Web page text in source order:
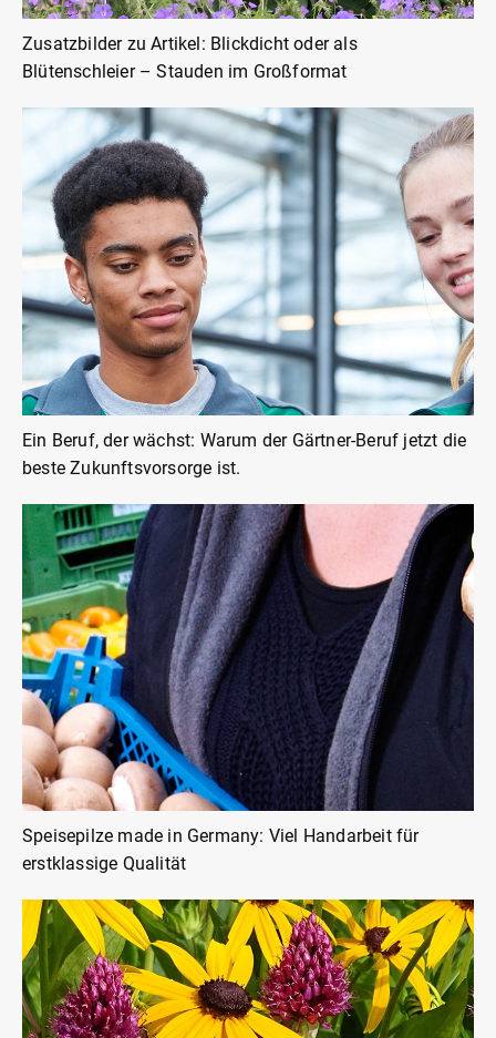
Zusatzbilder zu Artikel: Blickdicht oder als
Blütenschleier – Stauden im Großformat
Ein Beruf, der wächst: Warum der Gärtner-Beruf jetzt die
beste Zukunftsvorsorge ist.
Speisepilze made in Germany: Viel Handarbeit für
erstklassige Qualität